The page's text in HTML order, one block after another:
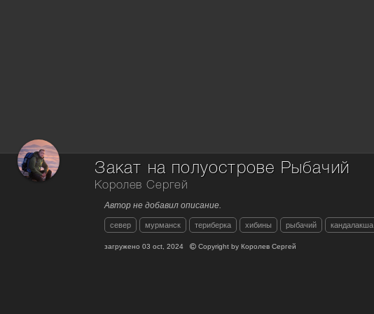
Закат на полуострове Рыбачий
Королев Сергей
Автор не добавил описание.
север мурманск териберка хибины рыбачий кандалакша
загружено03 oct, 2024 Copyright byКоролев Сергей